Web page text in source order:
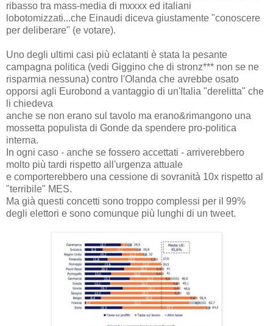
ribasso tra mass-media di mxxxx ed italiani
lobotomizzati...che Einaudi diceva giustamente "conoscere
per deliberare" (e votare).
Uno degli ultimi casi più eclatanti è stata la pesante
campagna politica (vedi Giggino che di stronz*** non se ne
risparmia nessuna) contro l'Olanda che avrebbe osato
opporsi agli Eurobond a vantaggio di un'Italia "derelitta" che
li chiedeva
anche se non erano sul tavolo ma erano&rimangono una
mossetta populista di Gonde da spendere pro-politica
interna.
In ogni caso - anche se fossero accettati - arriverebbero
molto più tardi rispetto all'urgenza attuale
e comporterebbero una cessione di sovranità 10x rispetto al
"terribile" MES.
Ma già questi concetti sono troppo complessi per il 99%
degli elettori e sono comunque più lunghi di un tweet.